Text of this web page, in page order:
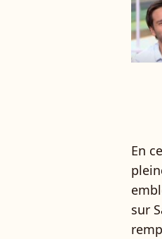
En
sur